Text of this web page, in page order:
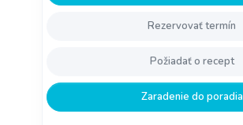
Rezervovať termín
Požiadať o recept
Zaradenie do poradia